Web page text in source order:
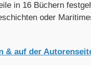
in 16 Büchern
oder
& auf der